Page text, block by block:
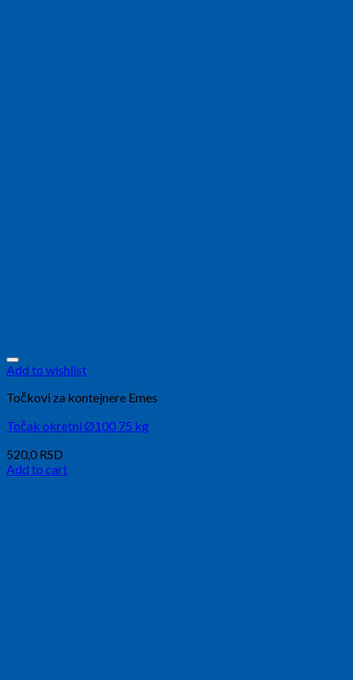
Add to wishlist
Točkovi za kontejnere Emes
Točak okretni Ø100 75 kg
520,0 RSD
Add to cart